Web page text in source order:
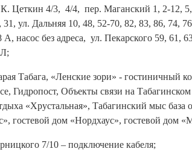
К. Цеткин 4/3, 4/4, пер. Маганский 1, 2-12,
31, ул. Дальняя 10, 48, 52-70, 82, 83, 86, 74,
А, насос без адреса, ул. Пекарского 59, 61,
Табага, «Ленские зори» - гостиничный
Гидропост, Объекты связи на
«Хрустальная», Табагинский мыс
гостевой дом «Нордхаус», гостевой дом
7/10 – подключение кабеля;